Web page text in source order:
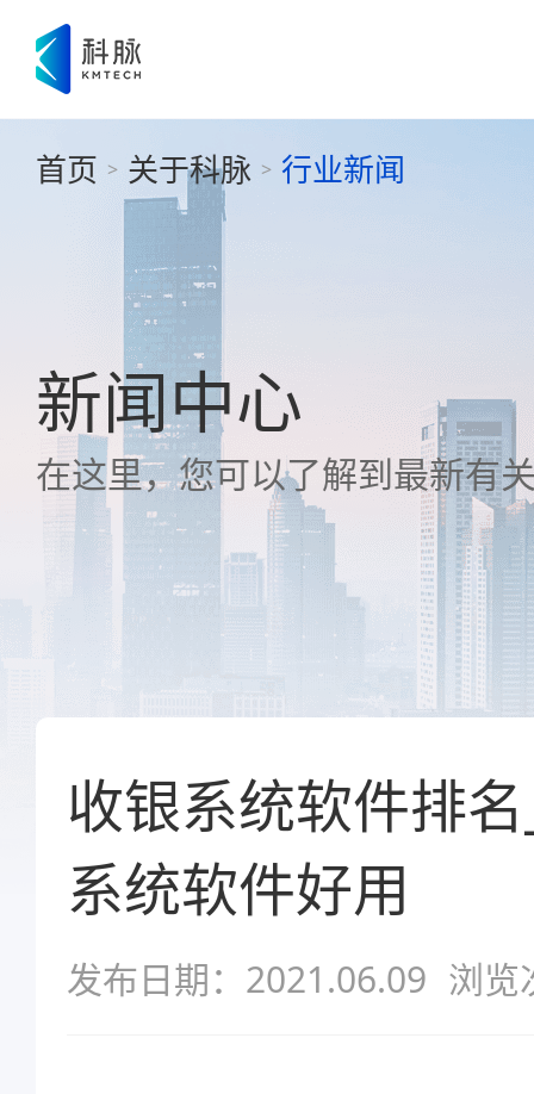
首页 > 关于科脉 > 行业新闻
新闻中心
在这里，您可以了解到最新有
收银系统软件排
系统软件好用
发布日期：2021.06.09 浏览